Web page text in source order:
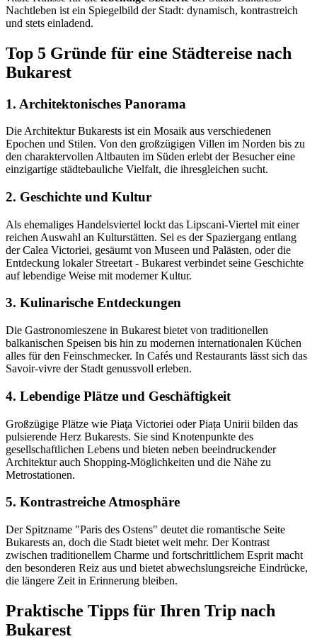
Nachtleben ist ein Spiegelbild der Stadt: dynamisch, kontrastreich
und stets einladend.
Top 5 Gründe für eine Städtereise nach
Bukarest
1. Architektonisches Panorama
Die Architektur Bukarests ist ein Mosaik aus verschiedenen
Epochen und Stilen. Von den großzügigen Villen im Norden bis zu
den charaktervollen Altbauten im Süden erlebt der Besucher eine
einzigartige städtebauliche Vielfalt, die ihresgleichen sucht.
2. Geschichte und Kultur
Als ehemaliges Handelsviertel lockt das Lipscani-Viertel mit einer
reichen Auswahl an Kulturstätten. Sei es der Spaziergang entlang
der Calea Victoriei, gesäumt von Museen und Palästen, oder die
Entdeckung lokaler Streetart - Bukarest verbindet seine Geschichte
auf lebendige Weise mit moderner Kultur.
3. Kulinarische Entdeckungen
Die Gastronomieszene in Bukarest bietet von traditionellen
balkanischen Speisen bis hin zu modernen internationalen Küchen
alles für den Feinschmecker. In Cafés und Restaurants lässt sich das
Savoir-vivre der Stadt genussvoll erleben.
4. Lebendige Plätze und Geschäftigkeit
Großzügige Plätze wie Piaţa Victoriei oder Piața Unirii bilden das
pulsierende Herz Bukarests. Sie sind Knotenpunkte des
gesellschaftlichen Lebens und bieten neben beeindruckender
Architektur auch Shopping-Möglichkeiten und die Nähe zu
Metrostationen.
5. Kontrastreiche Atmosphäre
Der Spitzname "Paris des Ostens" deutet die romantische Seite
Bukarests an, doch die Stadt bietet weit mehr. Der Kontrast
zwischen traditionellem Charme und fortschrittlichem Esprit macht
den besonderen Reiz aus und bietet abwechslungsreiche Eindrücke,
die längere Zeit in Erinnerung bleiben.
Praktische Tipps für Ihren Trip nach
Bukarest